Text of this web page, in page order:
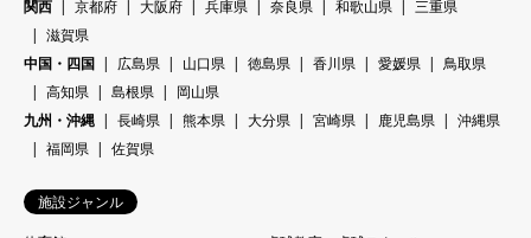
関西
京都府 大阪府 兵庫県 奈良県 和歌山県
三重県
滋賀県
中国・四国
広島県 山口県 徳島県 香川県 愛媛県
鳥取県
高知県
島根県
岡山県
九州・沖縄
長崎県 熊本県 大分県 宮崎県 鹿児島県
沖縄県
福岡県
佐賀県
施設ジャンル